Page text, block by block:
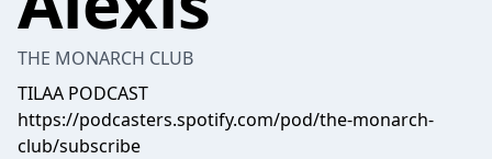
THE MONARCH CLUB
TILAA PODCAST
https://podcasters.spotify.com/pod/the-monarch-
club/subscribe